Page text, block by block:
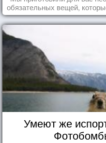
обязательных вещей,
Умеют же